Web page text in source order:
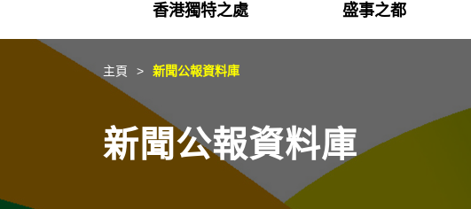
香港獨特之處
營商機會
獨特優勢
盛事之都
盛事之都
最新活動精選
在港工作
都會生活
在港創業
初創企業
推廣香港@中國內地
推廣香港@中東
推廣香港@粵港澳大灣區
最新資訊
媒體資訊
主頁 新聞公報資料庫
新聞公報資料庫